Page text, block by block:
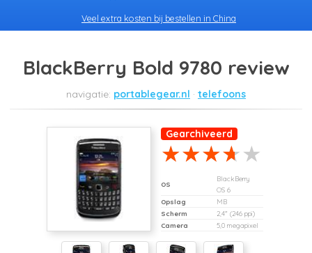
Veel extra kosten bij bestellen in China
BlackBerry Bold 9780 review
portablegear.nl telefoons
Gearchiveerd
OS
BlackBerry
OS 6
Opslag
MB
Scherm
2,4" (246 ppi)
Camera
5,0 megapixel